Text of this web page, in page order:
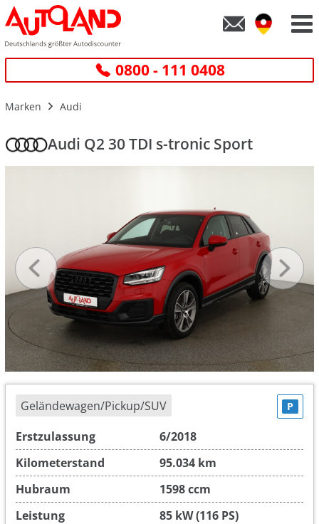
0800 - 111 0408
Marken Audi
Audi Q2 30 TDI s-tronic Sport
Geländewagen/Pickup/SUV P
Erstzulassung
6/2018
Kilometerstand
95.034 km
Hubraum
1598 ccm
Leistung
85 kW (116 PS)